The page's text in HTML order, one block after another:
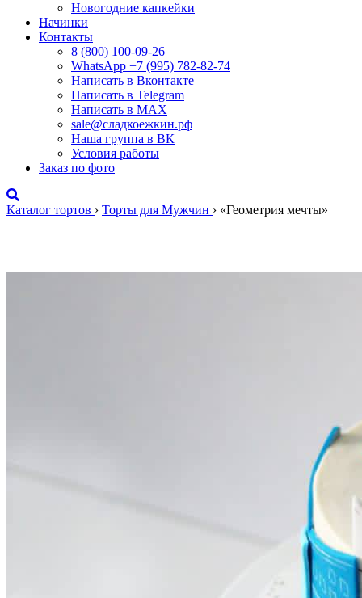
Новогодние капкейки
Начинки
Контакты
8 (800) 100-09-26
WhatsApp +7 (995) 782-82-74
Написать в Вконтакте
Написать в Telegram
Написать в MAX
sale@сладкоежкин.рф
Наша группа в ВК
Условия работы
Заказ по фото
Каталог тортов › Торты для Мужчин › «Геометрия мечты»